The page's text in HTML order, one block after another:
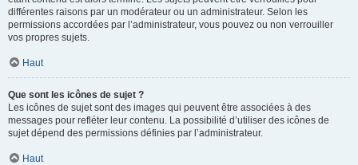
différentes raisons par un modérateur ou un administrateur. Selon les
permissions accordées par l’administrateur, vous pouvez ou non verrouiller
vos propres sujets.
Haut
Que sont les icônes de sujet ?
Les icônes de sujet sont des images qui peuvent être associées à des
messages pour refléter leur contenu. La possibilité d’utiliser des icônes de
sujet dépend des permissions définies par l’administrateur.
Haut